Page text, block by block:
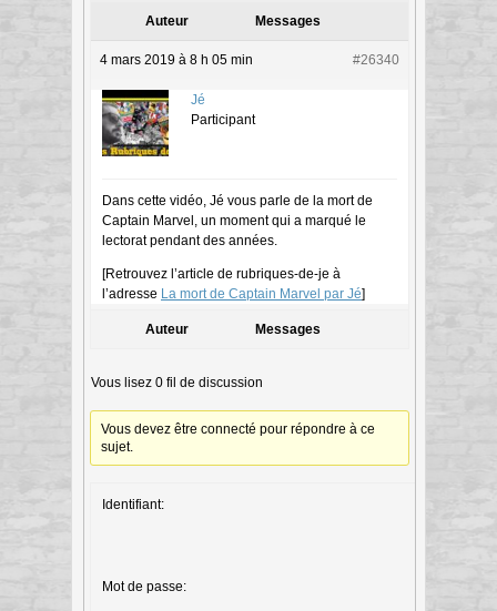
Auteur Messages
4 mars 2019 à 8 h 05 min #26340
Jé
Participant
Dans cette vidéo, Jé vous parle de la mort de
Captain Marvel, un moment qui a marqué le
lectorat pendant des années.
[Retrouvez l’article de rubriques-de-je à
l’adresse La mort de Captain Marvel par Jé]
Auteur Messages
Vous lisez 0 fil de discussion
Vous devez être connecté pour répondre à ce
sujet.
Identifiant:
Mot de passe: